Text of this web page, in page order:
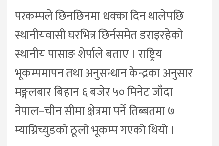
परकम्पले छिनछिनमा धक्का दिन थालेपछि
स्थानीयवासी घरभित्र छिर्नसमेत डराइरहेको
स्थानीय पासाङ शेर्पाले बताए । राष्ट्रिय
भूकम्पमापन तथा अनुसन्धान केन्द्रका अनुसार
मङ्गलबार बिहान ६ बजेर ५० मिनेट जाँदा
नेपाल–चीन सीमा क्षेत्रमा पर्ने तिब्बतमा ७
म्याग्निच्युडको ठूलो भूकम्प गएको थियो ।